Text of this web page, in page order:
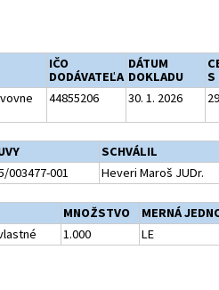
IČO
DODÁVATEĽA
DÁTUM
DOKLADU
S
44855206 30. 1. 2026
SCHVÁLIL
003477-001 Heveri Maroš JUDr.
MNOŽSTVO MERNÁ
1.000 LE